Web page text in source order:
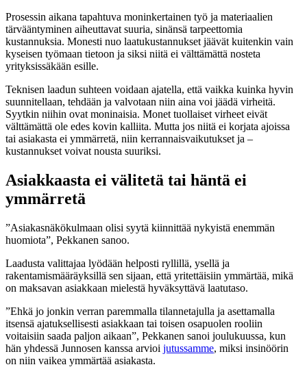
Prosessin aikana tapahtuva moninkertainen työ ja materiaalien
tärvääntyminen aiheuttavat suuria, sinänsä tarpeettomia
kustannuksia. Monesti nuo laatukustannukset jäävät kuitenkin vain
kyseisen työmaan tietoon ja siksi niitä ei välttämättä nosteta
yrityksissäkään esille.
Teknisen laadun suhteen voidaan ajatella, että vaikka kuinka hyvin
suunnitellaan, tehdään ja valvotaan niin aina voi jäädä virheitä.
Syytkin niihin ovat moninaisia. Monet tuollaiset virheet eivät
välttämättä ole edes kovin kalliita. Mutta jos niitä ei korjata ajoissa
tai asiakasta ei ymmärretä, niin kerrannaisvaikutukset ja –
kustannukset voivat nousta suuriksi.
Asiakkaasta ei välitetä tai häntä ei
ymmärretä
”Asiakasnäkökulmaan olisi syytä kiinnittää nykyistä enemmän
huomiota”, Pekkanen sanoo.
Laadusta valittajaa lyödään helposti ryllillä, ysellä ja
rakentamismääräyksillä sen sijaan, että yritettäisiin ymmärtää, mikä
on maksavan asiakkaan mielestä hyväksyttävä laatutaso.
”Ehkä jo jonkin verran paremmalla tilannetajulla ja asettamalla
itsensä ajatuksellisesti asiakkaan tai toisen osapuolen rooliin
voitaisiin saada paljon aikaan”, Pekkanen sanoi joulukuussa, kun
hän yhdessä Junnosen kanssa arvioi jutussamme, miksi insinöörin
on niin vaikea ymmärtää asiakasta.